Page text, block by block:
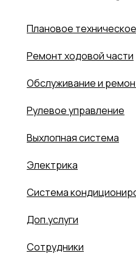
Плановое
Ремонт ходовой части
Обслуживание и
Рулевое управление
Выхлопная система
Электрика
Система
Доп.услуги
Сотрудники